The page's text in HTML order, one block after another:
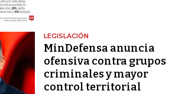
LEGISLACIÓN
MinDefensa anuncia
ofensiva contra grupos
criminales y mayor
control territorial